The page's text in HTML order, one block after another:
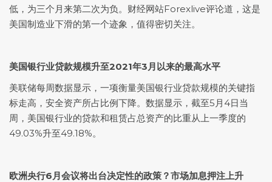
低，为三个月来第二次为负。财经网站Forexlive评论道，这是
美国制造业下滑的第一个迹象，值得密切关注。
美国银行业贷款规模升至2021年3月以来的最高水平
美联储每周数据显示，一项衡量美国银行业贷款规模的关键指
标走高，安全资产所占比例下降。数据显示，截至5月4日当
周，美国银行业的贷款和租赁占总资产的比重从上一季度的
49.03%升至49.18%。
欧洲央行6月会议将出台决定性的政策？市场加息押注上升